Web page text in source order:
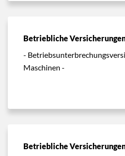
Betriebliche
-
Maschinen -
Betriebliche